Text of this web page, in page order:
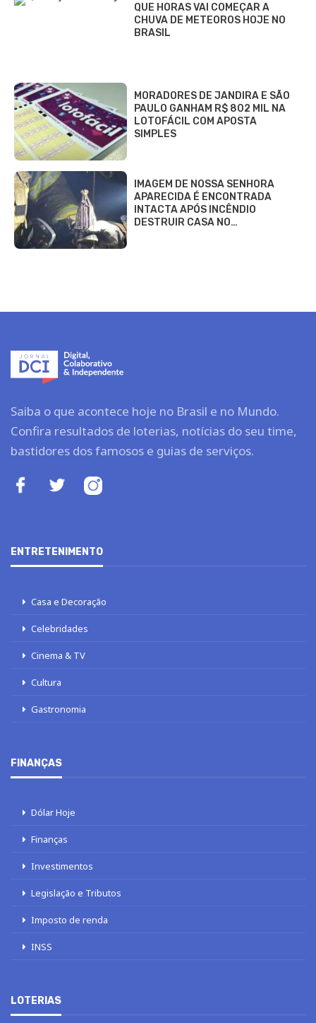
QUE HORAS VAI COMEÇAR A
CHUVA DE METEOROS HOJE NO
BRASIL
MORADORES DE JANDIRA E SÃO
PAULO GANHAM R$ 802 MIL NA
LOTOFÁCIL COM APOSTA
SIMPLES
IMAGEM DE NOSSA SENHORA
APARECIDA É ENCONTRADA
INTACTA APÓS INCÊNDIO
DESTRUIR CASA NO…
Saiba o que acontece hoje no Brasil e no Mundo.
Confira resultados de loterias, notícias do seu time,
bastidores dos famosos e guias de serviços.
ENTRETENIMENTO
Casa e Decoração
Celebridades
Cinema & TV
Cultura
Gastronomia
FINANÇAS
Dólar Hoje
Finanças
Investimentos
Legislação e Tributos
Imposto de renda
INSS
LOTERIAS